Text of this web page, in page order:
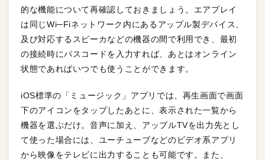
的な機能について再確認しておきましょう。エアプレイ
は同じWi─Fiネットワーク内にあるアップル製デバイス、
及び対応するスピーカなどの機器の間で利用でき、最初
の接続時にパスコードを入力すれば、あとはオンライン
状態であればいつでも使うことができます。
iOS標準の「ミュージック」アプリでは、再生画面で画面
下のアイコンをタップしたあとに、表示された一覧から
機器を選ぶだけ。音声に加え、アップルTVを出力先とし
て使った場合には、ユーチューブなどのビデオ系アプリ
から映像をテレビに出力することも可能です。また、